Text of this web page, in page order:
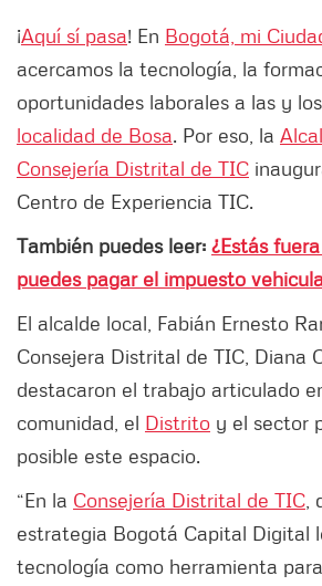
¡Aquí sí pasa! En Bogotá, mi
acercamos la tecnología, la
oportunidades laborales a las y
localidad de Bosa. Por eso, la
Consejería Distrital de TIC
Centro de Experiencia TIC.
También puedes leer: ¿Estás
puedes pagar el impuesto
El alcalde local, Fabián Ernesto
Consejera Distrital de TIC, Diana
destacaron el trabajo articulado
comunidad, el Distrito y el sector
posible este espacio.
“En la Consejería Distrital de TIC
estrategia Bogotá Capital Digital
tecnología como herramienta